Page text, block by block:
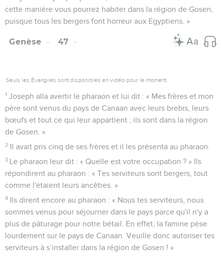
cette manière vous pourrez habiter dans la région de Gosen,
puisque tous les bergers font horreur aux Egyptiens. »
Genèse 47
Seuls les Évangiles sont disponibles en vidéo pour le moment.
1 Joseph alla avertir le pharaon et lui dit : « Mes frères et mon
père sont venus du pays de Canaan avec leurs brebis, leurs
bœufs et tout ce qui leur appartient ; ils sont dans la région
de Gosen. »
2 Il avait pris cinq de ses frères et il les présenta au pharaon.
3 Le pharaon leur dit : « Quelle est votre occupation ? » Ils
répondirent au pharaon : « Tes serviteurs sont bergers, tout
comme l'étaient leurs ancêtres. »
4 Ils dirent encore au pharaon : « Nous tes serviteurs, nous
sommes venus pour séjourner dans le pays parce qu'il n'y a
plus de pâturage pour notre bétail. En effet, la famine pèse
lourdement sur le pays de Canaan. Veuille donc autoriser tes
serviteurs à s’installer dans la région de Gosen ! »